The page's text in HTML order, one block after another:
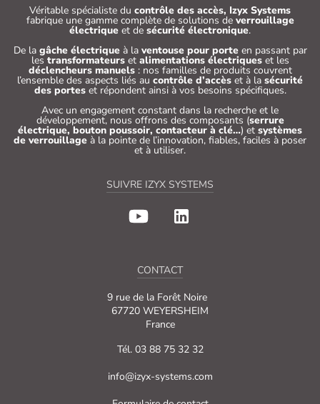
Véritable spécialiste du contrôle des accès, Izyx Systems
fabrique une gamme complète de solutions de verrouillage
électrique et de sécurité électronique.
De la gâche électriqueà la ventouse pour porteen passant par
les transformateurset alimentations électriqueset les
déclencheurs manuels: nos familles de produits couvrent
l’ensemble des aspects liés au contrôle d’accès et à la sécurité
des porteset répondent ainsi à vos besoins spécifiques.
Avec un engagement constant dans la recherche et le
développement, nous offrons des composants (serrure
électrique, bouton poussoir, contacteur à clé…) et systèmes
de verrouillage à la pointe de l’innovation, fiables, faciles à poser
et à utiliser.
SUIVRE IZYX SYSTEMS
CONTACT
9 rue de la Forêt Noire
67720 WEYERSHEIM
France
Tél. 03 88 75 32 32
info@izyx-systems.com